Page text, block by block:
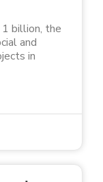
billion, the
and
in